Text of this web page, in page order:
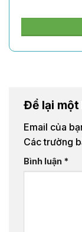
Để lại một
Email của
Các trường
Bình luận *